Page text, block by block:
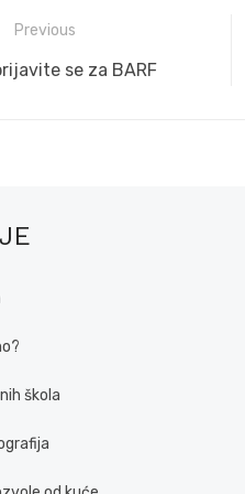
Previous
se za BARF
škola